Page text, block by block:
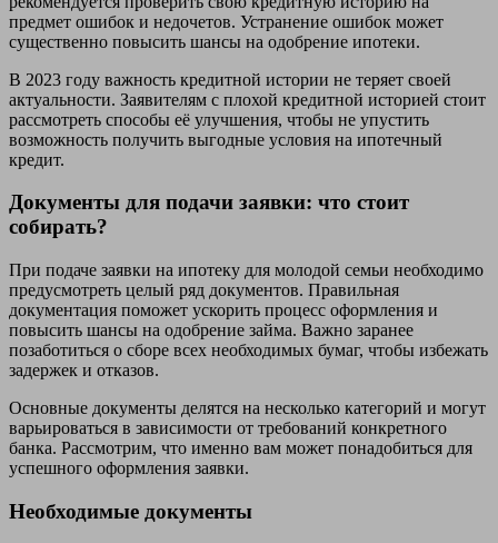
предмет ошибок и недочетов. Устранение ошибок может
существенно повысить шансы на одобрение ипотеки.
В 2023 году важность кредитной истории не теряет своей
актуальности. Заявителям с плохой кредитной историей стоит
рассмотреть способы её улучшения, чтобы не упустить
возможность получить выгодные условия на ипотечный
кредит.
Документы для подачи заявки: что стоит
собирать?
При подаче заявки на ипотеку для молодой семьи необходимо
предусмотреть целый ряд документов. Правильная
документация поможет ускорить процесс оформления и
повысить шансы на одобрение займа. Важно заранее
позаботиться о сборе всех необходимых бумаг, чтобы избежать
задержек и отказов.
Основные документы делятся на несколько категорий и могут
варьироваться в зависимости от требований конкретного
банка. Рассмотрим, что именно вам может понадобиться для
успешного оформления заявки.
Необходимые документы